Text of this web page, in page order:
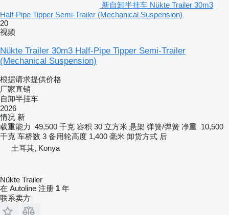
新自卸半挂车 Nükte Trailer 30m3
Half-Pipe Tipper Semi-Trailer (Mechanical Suspension)
20
视频
Nükte Trailer 30m3 Half-Pipe Tipper Semi-Trailer
(Mechanical Suspension)
根据请求提供价格
厂家直销
自卸半挂车
2026
情况 新
载重能力 49,500 千克 容积 30 立方米 悬架 弹簧/弹簧 净重 10,500
千克 车桥数 3 备用轮高度 1,400 毫米 卸货方式 后
土耳其, Konya
Nükte Trailer
在 Autoline 注册 1 年
联系卖方